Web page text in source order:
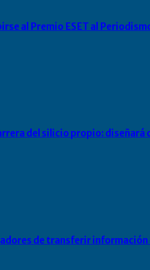
al Premio ESET al
del silicio propio: diseñará
de transferir